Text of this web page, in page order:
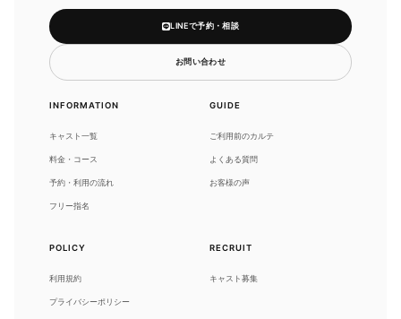
LINEで予約・相談
お問い合わせ
INFORMATION
キャスト一覧
料金・コース
予約・利用の流れ
フリー指名
GUIDE
ご利用前のカルテ
よくある質問
お客様の声
POLICY
利用規約
プライバシーポリシー
RECRUIT
キャスト募集